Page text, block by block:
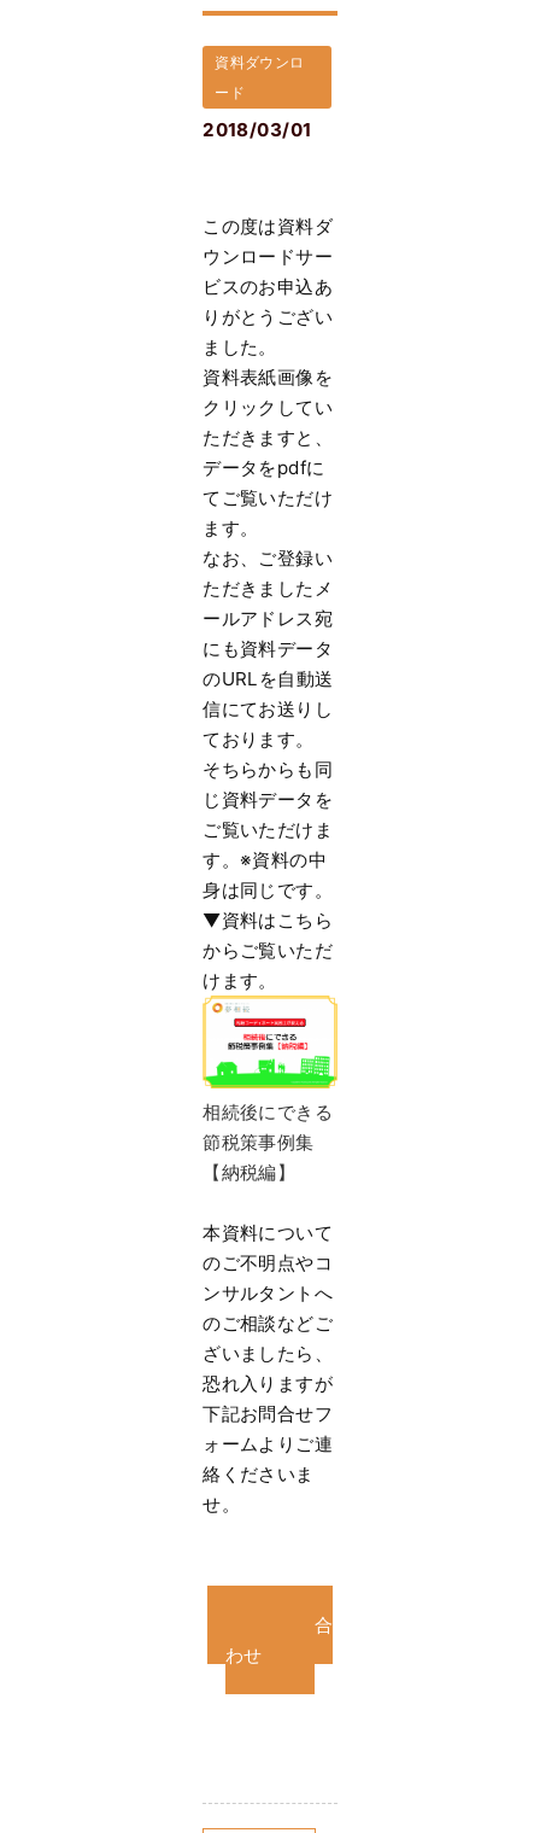
資料ダウンロ
ード
2018/03/01
この度は資料ダ
ウンロードサー
ビスのお申込あ
りがとうござい
ました。
資料表紙画像を
クリックしてい
ただきますと、
データをpdfに
てご覧いただけ
ます。
なお、 ご登録い
ただきましたメ
ールアドレス宛
にも資料データ
のURLを自動送
信にてお送りし
ております。
そちらからも同
じ資料データを
ご覧いただけま
す。※資料の中
身は同じです。
▼資料はこちら
からご覧いただ
けます。
相続後にできる
節税策事例集
【納税編】
本資料について
のご不明点やコ
ンサルタントへ
のご相談などご
ざいましたら、
恐れ入りますが
下記お問合せフ
ォームよりご連
絡くださいま
せ。
お問い合
わせ